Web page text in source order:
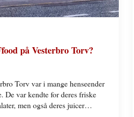
på Vesterbro Torv?
Torv var i mange henseender
De var kendte for deres friske
men også deres juicer…